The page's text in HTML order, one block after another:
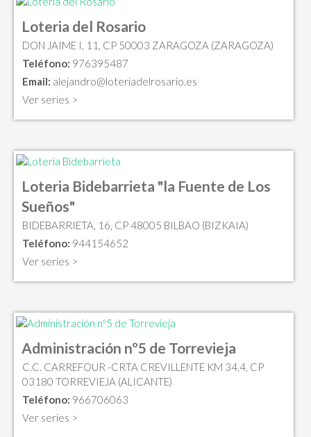
Loteria del Rosario
DON JAIME I, 11, CP 50003 ZARAGOZA (ZARAGOZA)
Teléfono: 976395487
Email: alejandro@loteriadelrosario.es
Ver series >
Loteria Bidebarrieta "la Fuente de Los
Sueños"
BIDEBARRIETA, 16, CP 48005 BILBAO (BIZKAIA)
Teléfono: 944154652
Ver series >
Administración nº5 de Torrevieja
C.C. CARREFOUR -CRTA CREVILLENTE KM 34,4, CP
03180 TORREVIEJA (ALICANTE)
Teléfono: 966706063
Ver series >